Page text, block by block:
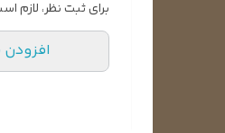
برای ثبت نظر، لازم
افزودن